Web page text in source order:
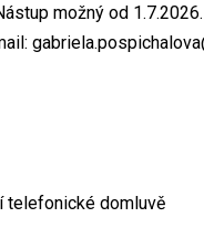
možný od
telefonické domluvě